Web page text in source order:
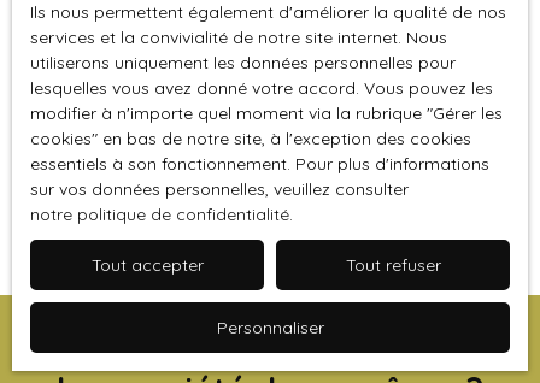
Pertinence
Trier par Créer une alerte
Aucun résultat
Vous ne trouvez pas
Ils nous permettent également d'améliorer la qualité de nos
services et la convivialité de notre site internet. Nous
utiliserons uniquement les données personnelles pour
lesquelles vous avez donné votre accord. Vous pouvez les
modifier à n'importe quel moment via la rubrique ″Gérer les
cookies″ en bas de notre site, à l'exception des cookies
essentiels à son fonctionnement. Pour plus d'informations
sur vos données personnelles, veuillez consulter
notre politique de confidentialité.
Tout accepter Tout refuser
Personnaliser